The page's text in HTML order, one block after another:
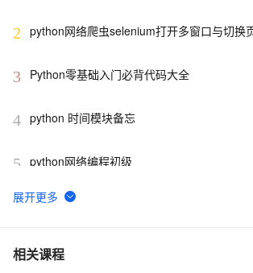
2 python网络爬虫selenium打开多窗口与切换
3 Python零基础入门必背代码大全
4 python 时间模块备忘
5 python网络编程初级
6 Python功能强大、灵活可扩展的Statsmodels
7 python day Twelve
相关课程